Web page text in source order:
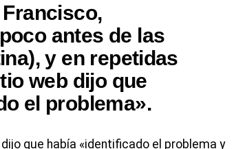
antes de las
y en repetidas
web dijo que
el problema».
que había «identificado el problema y